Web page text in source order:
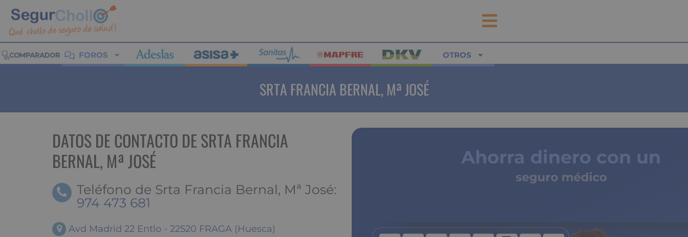
FOROS OTROS
SRTA FRANCIA BERNAL, Mª JOSÉ
DATOS DE CONTACTO DE SRTA FRANCIA
BERNAL, Mª JOSÉ
Teléfono de Srta Francia Bernal, Mª José:
974 473 681
Avd Madrid 22 Entlo - 22520 FRAGA (Huesca)
Ahorra dinero con un
seguro médico